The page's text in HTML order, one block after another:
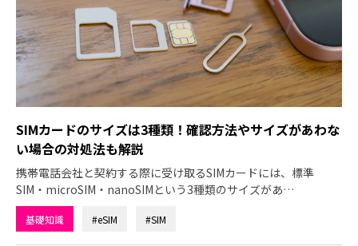
SIMカードのサイズは3種類！確認方法やサイズがあわな
い場合の対処法も解説
携帯電話会社と契約する際に受け取るSIMカードには、標準
SIM・microSIM・nanoSIMという3種類のサイズがあ…
基礎知識 #eSIM #SIM